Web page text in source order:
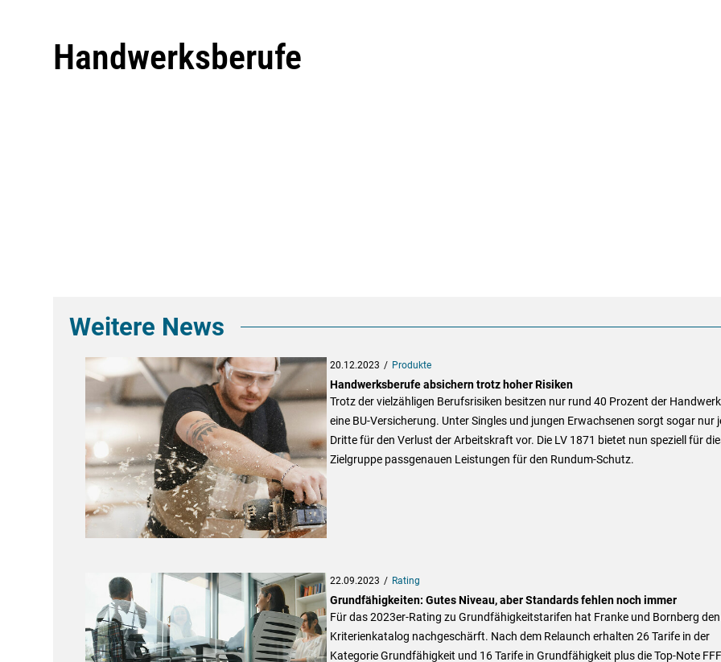
Handwerksberufe
Weitere News
20.12.2023 Produkte
Handwerksberufe absichern trotz hoher Risiken
Trotz der vielzähligen Berufsrisiken besitzen nur rund 40 Prozent der
eine BU-Versicherung. Unter Singles und jungen Erwachsenen sorgt sogar nur
Dritte für den Verlust der Arbeitskraft vor. Die LV 1871 bietet nun speziell für
Zielgruppe passgenauen Leistungen für den Rundum-Schutz.
22.09.2023 Rating
Grundfähigkeiten: Gutes Niveau, aber Standards fehlen noch immer
Für das 2023er-Rating zu Grundfähigkeitstarifen hat Franke und Bornberg den
Kriterienkatalog nachgeschärft. Nach dem Relaunch erhalten 26 Tarife in der
Kategorie Grundfähigkeit und 16 Tarife in Grundfähigkeit plus die Top-Note